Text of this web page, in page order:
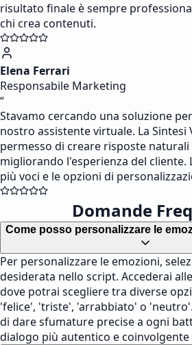
risultato finale è sempre
chi crea contenuti.
Elena Ferrari
Responsabile Marketing
“
Stavamo cercando una soluzione
nostro assistente virtuale. La Sintesi
permesso di creare risposte naturali
migliorando l'esperienza del cliente.
più voci e le opzioni di
Domande
Come posso personalizzare le
Per personalizzare le emozioni,
desiderata nello script. Accederai
dove potrai scegliere tra diverse
'felice', 'triste', 'arrabbiato' o
di dare sfumature precise a ogni
dialogo più autentico e